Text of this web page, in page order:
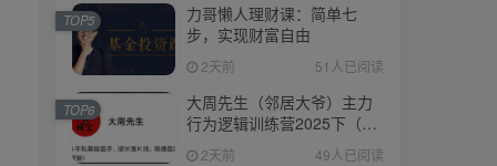
力哥懒人理财课：简单七
步，实现财富自由
2天前 51人已阅读
TOP5
大周先生（邻居大爷）主力
行为逻辑训练营2025下（直
播＋系统课）
2天前 49人已阅读
TOP6